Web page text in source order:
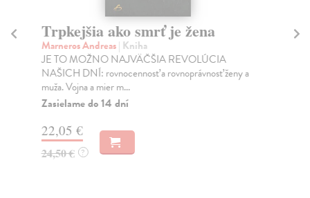
Trpkejšia ako smrť je žena
Marneros Andreas| Kniha
JE TO MOŽNO NAJVÄČŠIA REVOLÚCIA
NAŠICH DNÍ: rovnocennosť a rovnoprávnosť ženy a
muža. Vojna a mier m...
Zasielame do 14 dní
22,05 €
24,50 € ?